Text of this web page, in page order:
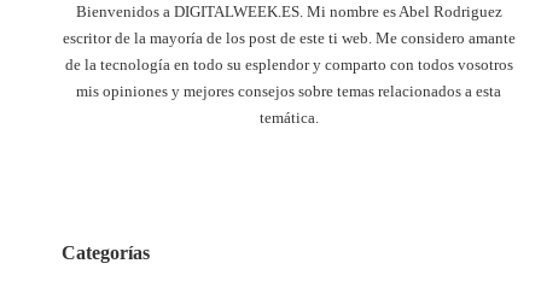
Bienvenidos a DIGITALWEEK.ES. Mi nombre es Abel Rodriguez
escritor de la mayoría de los post de este ti web. Me considero amante
de la tecnología en todo su esplendor y comparto con todos vosotros
mis opiniones y mejores consejos sobre temas relacionados a esta
temática.
Categorías